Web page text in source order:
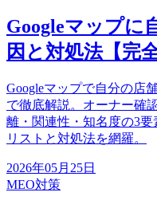
Googleマップに
因と対処法【完
Googleマップで自分の店
で徹底解説。オーナー確
離・関連性・知名度の3
リストと対処法を網羅。
2026年05月25日
MEO対策